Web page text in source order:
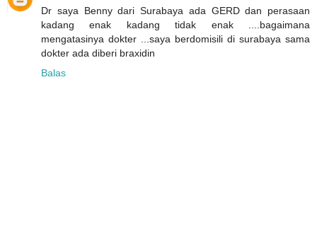
Dr saya Benny dari Surabaya ada GERD dan perasaan
kadang enak kadang tidak enak ....bagaimana
mengatasinya dokter ...saya berdomisili di surabaya sama
dokter ada diberi braxidin
Balas